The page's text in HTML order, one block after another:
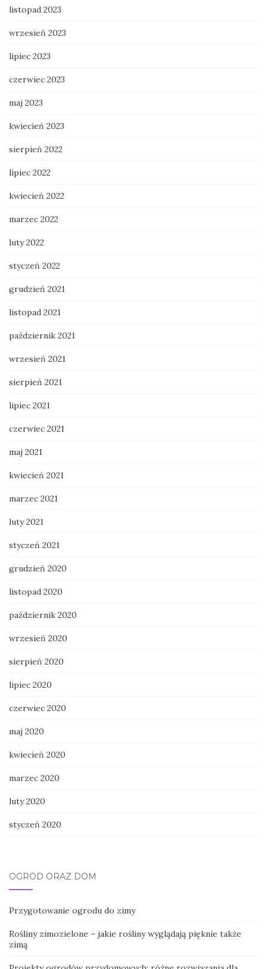
listopad 2023
wrzesień 2023
lipiec 2023
czerwiec 2023
maj 2023
kwiecień 2023
sierpień 2022
lipiec 2022
kwiecień 2022
marzec 2022
luty 2022
styczeń 2022
grudzień 2021
listopad 2021
październik 2021
wrzesień 2021
sierpień 2021
lipiec 2021
czerwiec 2021
maj 2021
kwiecień 2021
marzec 2021
luty 2021
styczeń 2021
grudzień 2020
listopad 2020
październik 2020
wrzesień 2020
sierpień 2020
lipiec 2020
czerwiec 2020
maj 2020
kwiecień 2020
marzec 2020
luty 2020
styczeń 2020
OGRÓD ORAZ DOM
Przygotowanie ogrodu do zimy
Rośliny zimozielone – jakie rośliny wyglądają pięknie także
zimą